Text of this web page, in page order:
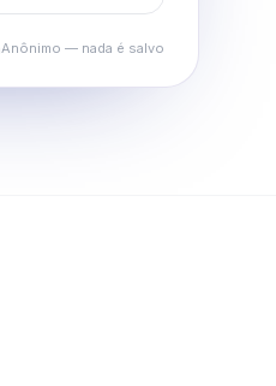
Anônimo — nada é salvo